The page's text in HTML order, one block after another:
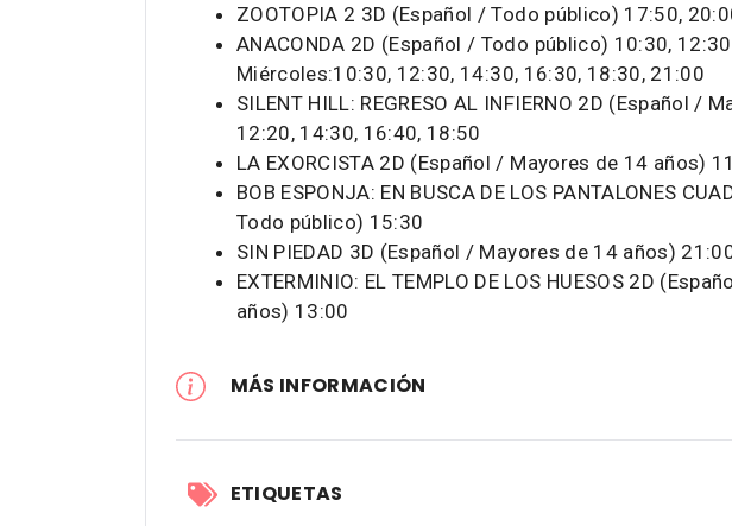
ZOOTOPIA 2 3D (Español / Todo público) 17:50,
ANACONDA 2D (Español / Todo público) 10:30,
Miércoles:10:30, 12:30, 14:30, 16:30, 18:30, 21:00
SILENT HILL: REGRESO AL INFIERNO 2D (Español /
12:20, 14:30, 16:40, 18:50
LA EXORCISTA 2D (Español / Mayores de 14 años)
BOB ESPONJA: EN BUSCA DE LOS PANTALONES
Todo público) 15:30
SIN PIEDAD 3D (Español / Mayores de 14 años)
EXTERMINIO: EL TEMPLO DE LOS HUESOS 2D
años) 13:00
MÁS INFORMACIÓN
ETIQUETAS